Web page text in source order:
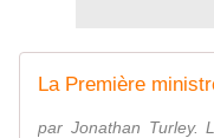
par Jonathan Turley.